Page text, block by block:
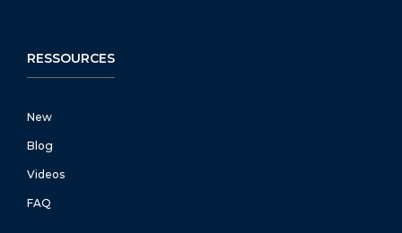
RESSOURCES
New
Blog
Videos
FAQ